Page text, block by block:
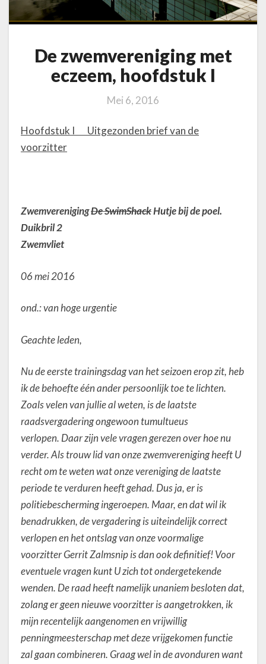
i
e
e
o
f
d
u
I
De zwemvereniging met
eczeem, hoofdstuk I
Mei 6, 2016
Hoofdstuk I Uitgezonden brief van de
voorzitter
ZwemverenigingDe SwimShackHutje bij de poel.
Duikbril 2
Zwemvliet
06 mei 2016
ond.: van hoge urgentie
Geachte leden,
Nu de eerste trainingsdag van het seizoen erop zit, heb
ik de behoefte één ander persoonlijk toe te lichten.
Zoals velen van jullie al weten, is de laatste
raadsvergadering ongewoon tumultueus
verlopen. Daar zijn vele vragen gerezen over hoe nu
verder. Als trouw lid van onze zwemvereniging heeft U
recht om te weten wat onze vereniging de laatste
periode te verduren heeft gehad. Dus ja, er is
politiebescherming ingeroepen. Maar, en dat wil ik
benadrukken, de vergadering is uiteindelijk correct
verlopen en het ontslag van onze voormalige
voorzitter Gerrit Zalmsnip is dan ook definitief! Voor
eventuele vragen kunt U zich tot ondergetekende
wenden. De raad heeft namelijk unaniem besloten dat,
zolang er geen nieuwe voorzitter is aangetrokken, ik
mijn recentelijk aangenomen en vrijwillig
penningmeesterschap met deze vrijgekomen functie
zal gaan combineren. Graag wel in de avonduren want